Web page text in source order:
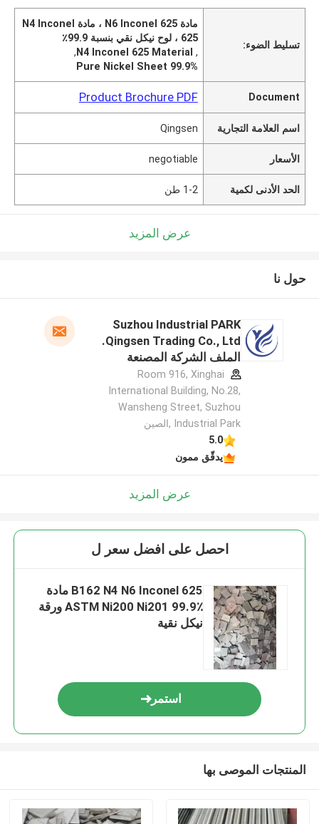
تسليط الضوء:
مادة N6 Inconel 625 ، مادة N4 Inconel
625 ، لوح نيكل نقي بنسبة 99.9٪
,
N4 Inconel 625 Material
,
99.9% Pure Nickel Sheet
Document
Product Brochure PDF
اسم العلامة التجارية Qingsen
الأسعار negotiable
الحد الأدنى لكمية 1-2 طن
عرض المزيد
حول نا
Suzhou Industrial PARK
Qingsen Trading Co., Ltd.
الملف الشركة المصنعة
Room 916, Xinghai
International Building, No.28,
Wansheng Street, Suzhou
Industrial Park ,الصين
5.0
يدقّق ممون
عرض المزيد
احصل على افضل سعر ل
B162 N4 N6 Inconel 625 مادة
ASTM Ni200 Ni201 99.9٪ ورقة
نيكل نقية
استمر
المنتجات الموصى بها